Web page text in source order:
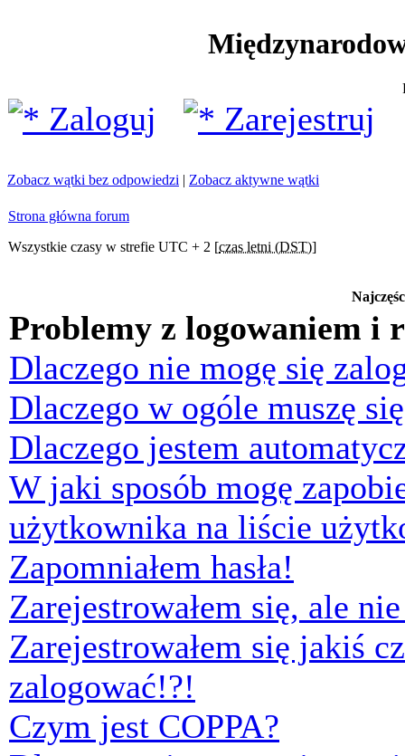
Zaloguj Zarejestruj
Zobacz wątki bez odpowiedzi | Zobacz aktywne wątki
Strona główna forum
Wszystkie czasy w strefie UTC + 2 [czas letni (DST)]
Problemy z logowaniem i
Dlaczego nie mogę się
Dlaczego w ogóle muszę
Dlaczego jestem
W jaki sposób mogę
użytkownika na liście
Zapomniałem hasła!
Zarejestrowałem się, ale
Zarejestrowałem się jakiś
zalogować!?!
Czym jest COPPA?